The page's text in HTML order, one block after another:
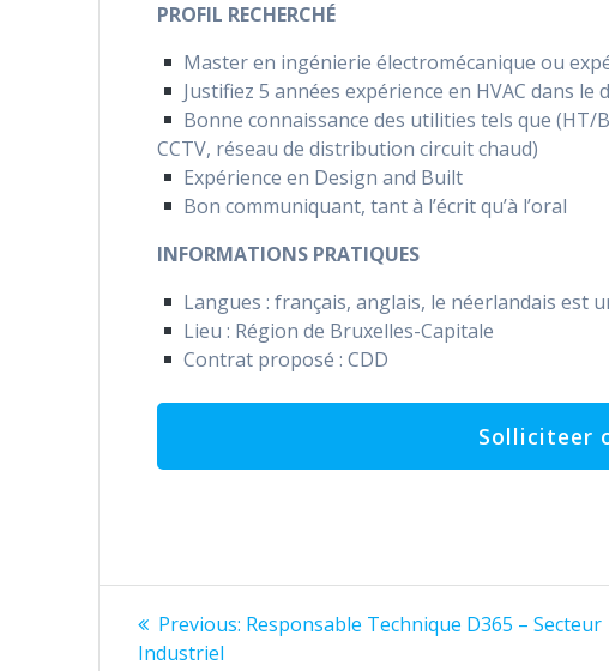
PROFIL RECHERCHÉ
Master en ingénierie électromécanique ou
Justifiez 5 années expérience en HVAC dans
Bonne connaissance des utilities tels que
CCTV, réseau de distribution circuit chaud)
Expérience en Design and Built
Bon communiquant, tant à l’écrit qu’à l’oral
INFORMATIONS PRATIQUES
Langues : français, anglais, le néerlandais est
Lieu : Région de Bruxelles-Capitale
Contrat proposé : CDD
Bericht
Previous: Previous
Responsable Technique D365 – Secteur
Industriel